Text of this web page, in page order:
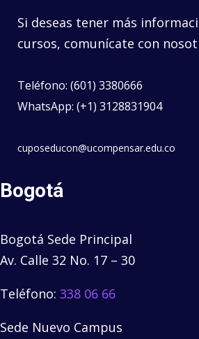
Si deseas tener más
cursos, comunícate con
Teléfono: (601) 3380666
WhatsApp: (+1) 3128831904
cuposeducon@ucompensar.edu.co
Bogotá
Bogotá Sede Principal
Av. Calle 32 No. 17 – 30
Teléfono: 338 06 66
Sede Nuevo Campus